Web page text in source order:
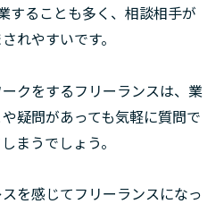
することも多く、相談相手が
れやすいです。
クをするフリーランスは、業
疑問があっても気軽に質問で
まうでしょう。
を感じてフリーランスになっ